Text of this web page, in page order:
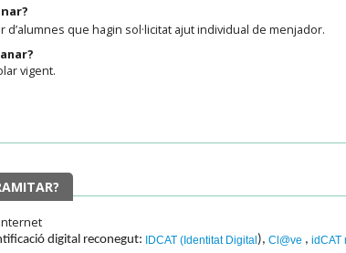
que hagin sol·licitat ajut individual de menjador.
vigent.
digital reconegut: IDCAT (Identitat Digital), Cl@ve , idCAT